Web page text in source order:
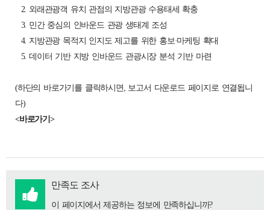
2. 외래관광객 유치 관점의 지방관광 수용태세 확충
3. 민간 중심의 인바운드 관광 생태계 조성
4. 지방관광 목적지 인지도 제고를 위한 홍보·마케팅 확대
5. 데이터 기반 지방 인바운드 관광시장 분석 기반 마련
(하단의 바로가기를 클릭하시면, 보고서 다운로드 페이지로 연결됩니
다)
<바로가기>
만족도 조사
이 페이지에서 제공하는 정보에 만족하십니까?